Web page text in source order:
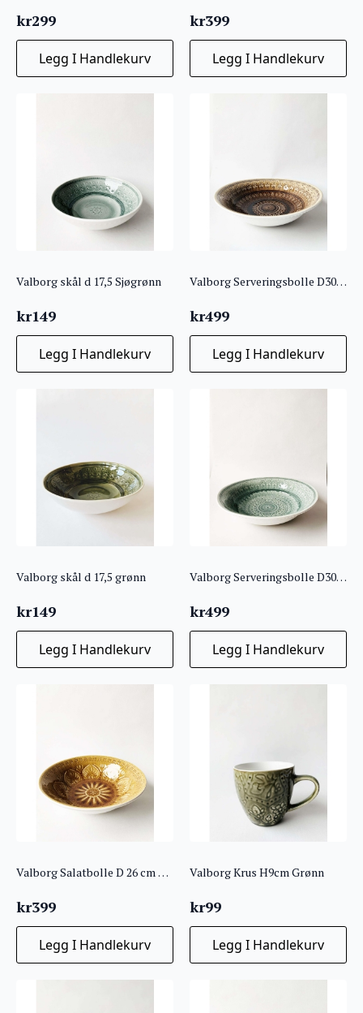
kr299
Legg I Handlekurv
kr399
Legg I Handlekurv
Valborg skål d 17,5 Sjøgrønn
kr149
Legg I Handlekurv
Valborg Serveringsbolle D30 Brun
kr499
Legg I Handlekurv
Valborg skål d 17,5 grønn
kr149
Legg I Handlekurv
Valborg Serveringsbolle D30 cm Sjøgrønn
kr499
Legg I Handlekurv
Valborg Salatbolle D 26 cm Gul
kr399
Legg I Handlekurv
Valborg Krus H9cm Grønn
kr99
Legg I Handlekurv